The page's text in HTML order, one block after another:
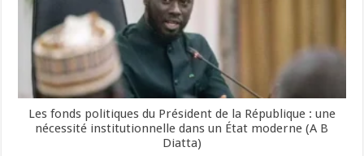
Les fonds politiques du Président de la République : une
nécessité institutionnelle dans un État moderne (A B
Diatta)